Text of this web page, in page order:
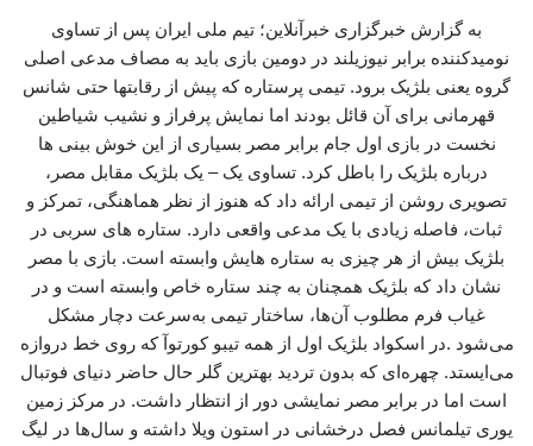
به گزارش خبرگزاری خبرآنلاین؛ تیم ملی ایران پس از تساوی
نومیدکننده برابر نیوزیلند در دومین بازی باید به مصاف مدعی اصلی
گروه یعنی بلژیک برود. تیمی پرستاره که پیش از رقابتها حتی شانس
قهرمانی برای آن قائل بودند اما نمایش پرفراز و نشیب شیاطین
نخست در بازی اول جام برابر مصر بسیاری از این خوش بینی ها
درباره بلژیک را باطل کرد. تساوی یک – یک بلژیک مقابل مصر،
تصویری روشن از تیمی ارائه داد که هنوز از نظر هماهنگی، تمرکز و
ثبات، فاصله زیادی با یک مدعی واقعی دارد. ستاره های سربی در
بلژیک بیش از هر چیزی به ستاره هایش وابسته است. بازی با مصر
نشان داد که بلژیک همچنان به چند ستاره خاص وابسته است و در
غیاب فرم مطلوب آن‌ها، ساختار تیمی به‌سرعت دچار مشکل
می‌شود .در اسکواد بلژیک اول از همه تیبو کورتوآ که روی خط دروازه
می‌ایستد. چهره‌ای که بدون تردید بهترین گلر حال حاضر دنیای فوتبال
است اما در برابر مصر نمایشی دور از انتظار داشت. در مرکز زمین
یوری تیلمانس فصل درخشانی در استون ویلا داشته و سال‌ها در لیگ